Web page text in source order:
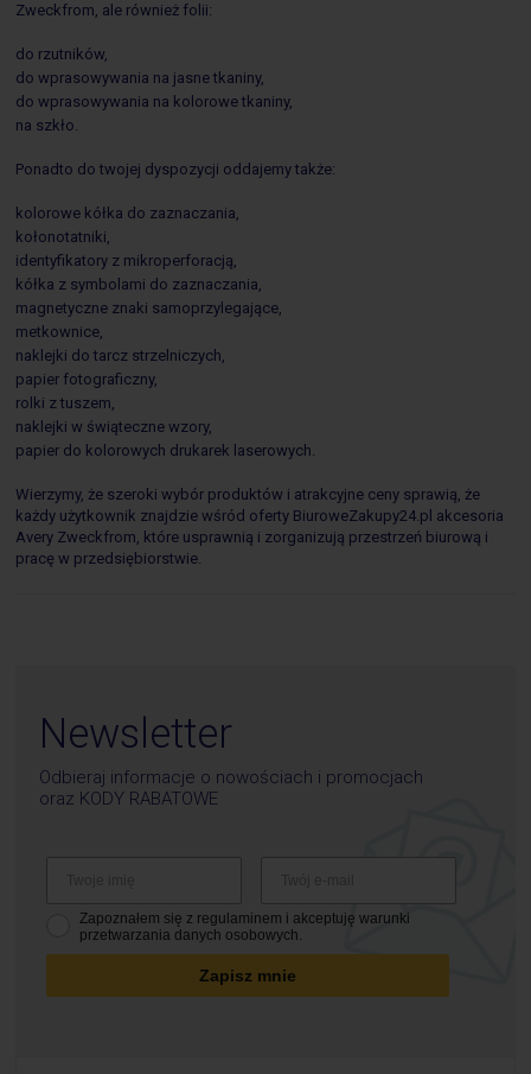
Zweckfrom, ale również folii:
do rzutników,
do wprasowywania na jasne tkaniny,
do wprasowywania na kolorowe tkaniny,
na szkło.
Ponadto do twojej dyspozycji oddajemy także:
kolorowe kółka do zaznaczania,
kołonotatniki,
identyfikatory z mikroperforacją,
kółka z symbolami do zaznaczania,
magnetyczne znaki samoprzylegające,
metkownice,
naklejki do tarcz strzelniczych,
papier fotograficzny,
rolki z tuszem,
naklejki w świąteczne wzory,
papier do kolorowych drukarek laserowych.
Wierzymy, że szeroki wybór produktów i atrakcyjne ceny sprawią, że
każdy użytkownik znajdzie wśród oferty BiuroweZakupy24.pl akcesoria
Avery Zweckfrom, które usprawnią i zorganizują przestrzeń biurową i
pracę w przedsiębiorstwie.
Newsletter
Odbieraj informacje o nowościach i promocjach
oraz KODY RABATOWE
Zapoznałem się z regulaminem i akceptuję warunki
przetwarzania danych osobowych.
Zapisz mnie